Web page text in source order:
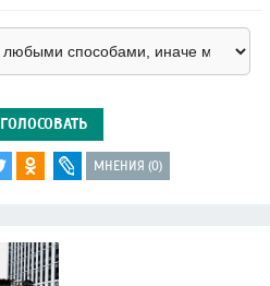
ГОЛОСОВАТЬ
МНЕНИЯ (0)